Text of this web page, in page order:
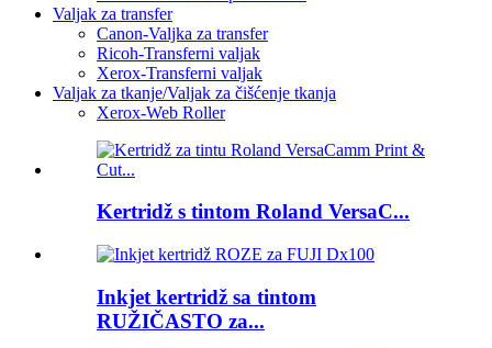
Valjak za transfer
Canon-Valjka za transfer
Ricoh-Transferni valjak
Xerox-Transferni valjak
Valjak za tkanje/Valjak za čišćenje tkanja
Xerox-Web Roller
Kertridž s tintom Roland VersaC...
Inkjet kertridž sa tintom
RUŽIČASTO za...